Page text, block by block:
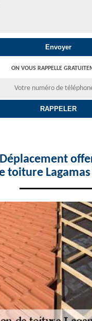
ON VOUS RAPPELLE
toiture